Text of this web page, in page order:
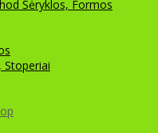
Šėryklos, Formos
Stoperiai